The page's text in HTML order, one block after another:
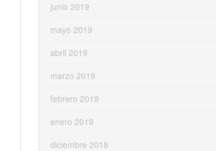
junio 2019
mayo 2019
abril 2019
marzo 2019
febrero 2019
enero 2019
diciembre 2018